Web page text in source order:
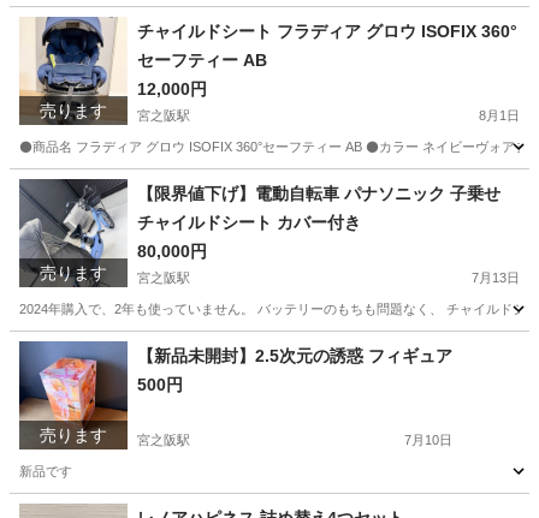
大阪 枚方市 宮之阪駅
売ります
チャイルドシート フラディア グロウ ISOFIX 360°
セーフティー AB
12,000円
宮之阪駅 8月1日
⚫️商品名 フラディア グロウ ISOFIX 360°セーフティー AB ⚫️カラー ネイビーヴォア
大阪 枚方市 宮之阪駅 ベビー用品 フラディア
売ります
【限界値下げ】電動自転車 パナソニック 子乗せ
チャイルドシート カバー付き
80,000円
宮之阪駅 7月13日
2024年購入で、2年も使っていません。 バッテリーのもちも問題なく、 チャイルド
大阪 枚方市 宮之阪駅 電動アシスト自転車
売ります
【新品未開封】2.5次元の誘惑 フィギュア
500円
宮之阪駅 7月10日
新品です
大阪 枚方市 宮之阪駅 模型、プラモデル 新品